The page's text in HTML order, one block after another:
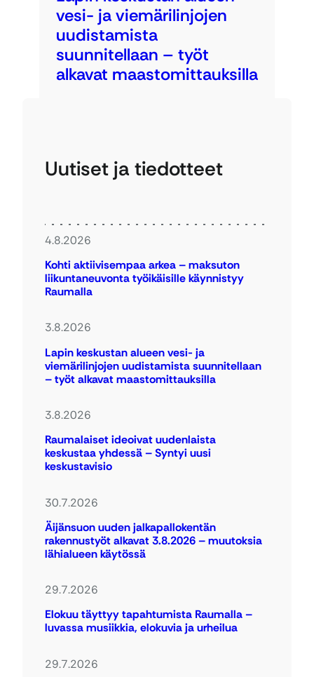
vesi- ja viemärilinjojen
uudistamista
suunnitellaan – työt
alkavat maastomittauksilla
Uutiset ja tiedotteet
4.8.2026
Kohti aktiivisempaa arkea – maksuton
liikuntaneuvonta työikäisille käynnistyy
Raumalla
3.8.2026
Lapin keskustan alueen vesi- ja
viemärilinjojen uudistamista suunnitellaan
– työt alkavat maastomittauksilla
3.8.2026
Raumalaiset ideoivat uudenlaista
keskustaa yhdessä – Syntyi uusi
keskustavisio
30.7.2026
Äijänsuon uuden jalkapallokentän
rakennustyöt alkavat 3.8.2026 – muutoksia
lähialueen käytössä
29.7.2026
Elokuu täyttyy tapahtumista Raumalla –
luvassa musiikkia, elokuvia ja urheilua
29.7.2026